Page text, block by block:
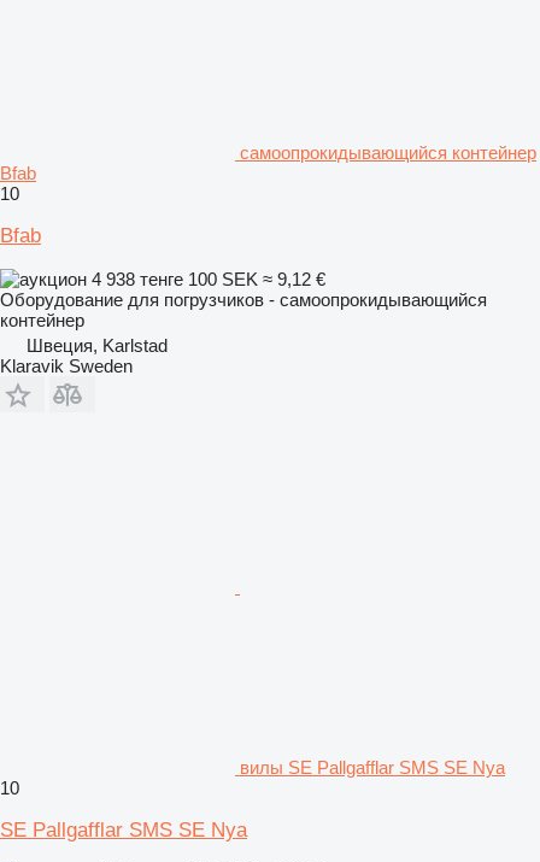
самоопрокидывающийся контейнер
Bfab
10
Bfab
4 938 тенге 100 SEK ≈ 9,12 €
Оборудование для погрузчиков - самоопрокидывающийся
контейнер
Швеция, Karlstad
Klaravik Sweden
вилы SE Pallgafflar SMS SE Nya
10
SE Pallgafflar SMS SE Nya